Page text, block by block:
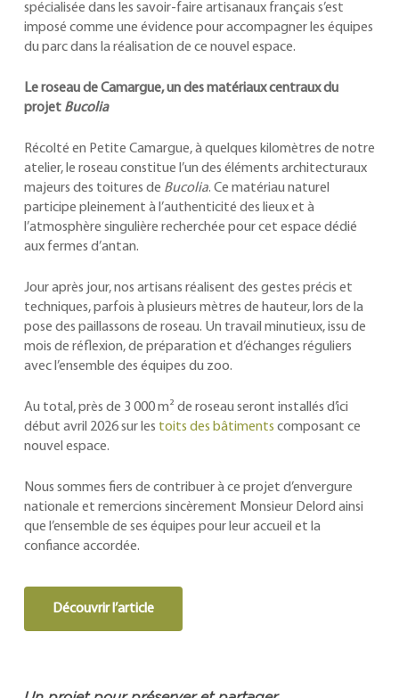
spécialisée dans les savoir-faire artisanaux français s’est
imposé comme une évidence pour accompagner les équipes
du parc dans la réalisation de ce nouvel espace.
Le roseau de Camargue, un des matériaux centraux du
projet Bucolia
Récolté en Petite Camargue, à quelques kilomètres de notre
atelier, le roseau constitue l’un des éléments architecturaux
majeurs des toitures de Bucolia. Ce matériau naturel
participe pleinement à l’authenticité des lieux et à
l’atmosphère singulière recherchée pour cet espace dédié
aux fermes d’antan.
Jour après jour, nos artisans réalisent des gestes précis et
techniques, parfois à plusieurs mètres de hauteur, lors de la
pose des paillassons de roseau. Un travail minutieux, issu de
mois de réflexion, de préparation et d’échanges réguliers
avec l’ensemble des équipes du zoo.
Au total, près de 3 000 m² de roseau seront installés d’ici
début avril 2026 sur les toits des bâtiments composant ce
nouvel espace.
Nous sommes fiers de contribuer à ce projet d’envergure
nationale et remercions sincèrement Monsieur Delord ainsi
que l’ensemble de ses équipes pour leur accueil et la
confiance accordée.
Découvrir l’article